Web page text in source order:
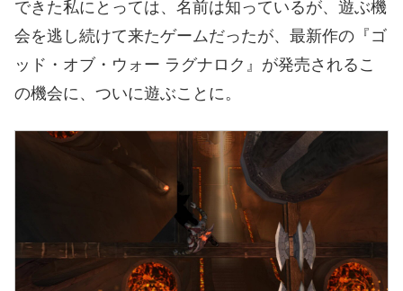
できた私にとっては、名前は知っているが、遊ぶ機
会を逃し続けて来たゲームだったが、最新作の『ゴ
ッド・オブ・ウォー ラグナロク』が発売されるこ
の機会に、ついに遊ぶことに。